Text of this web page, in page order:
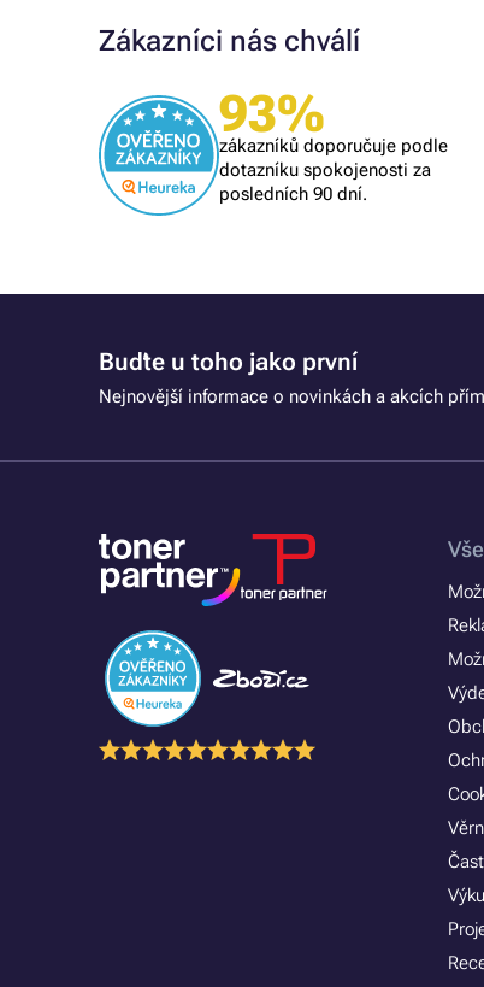
Zákazníci nás chválí
93%
zákazníků doporučuje podle
dotazníku spokojenosti za
posledních 90 dní.
Ověřený zákazník
Všechno proběhlo k mé spokojenosti
Buďte u toho jako první
Nejnovější informace o novinkách a akcích